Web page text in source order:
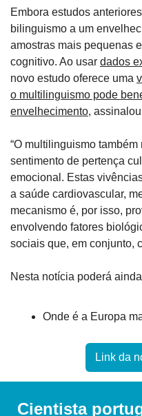
Embora estudos
bilinguismo a um
amostras mais pequenas
cognitivo. Ao usar dados
novo estudo oferece uma
o multilinguismo pode
envelhecimento,
“O multilinguismo
sentimento de pertença
emocional. Estas
a saúde cardiovascular,
mecanismo é, por isso,
envolvendo fatores
sociais que, em conjunto,
Nesta notícia poderá
Onde é a Europa
Link da
Cientista